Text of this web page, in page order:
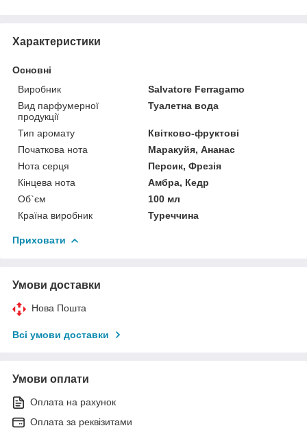
Характеристики
Основні
Виробник
Salvatore Ferragamo
Вид парфумерної
продукції
Туалетна вода
Тип аромату
Квітково-фруктові
Початкова нота
Маракуйя, Ананас
Нота серця
Персик, Фрезія
Кінцева нота
Амбра, Кедр
Об`єм
100 мл
Країна виробник
Туреччина
Приховати
Умови доставки
Нова Пошта
Всі умови доставки
Умови оплати
Оплата на рахунок
Оплата за реквізитами